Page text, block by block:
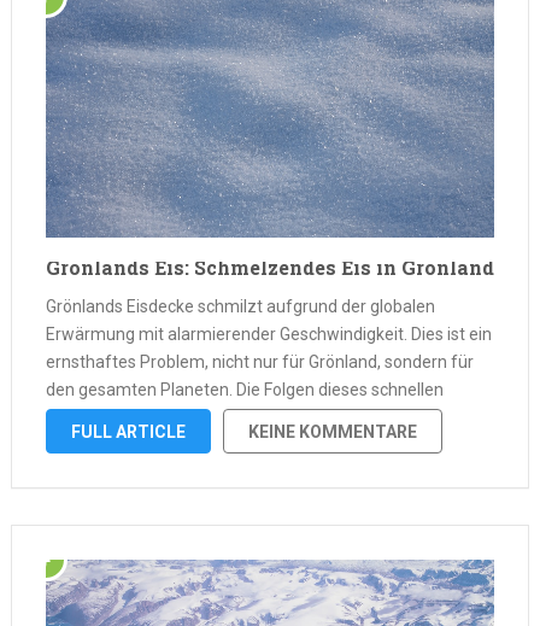
Grönlands Eis: Schmelzendes Eis in Grönland
Grönlands Eisdecke schmilzt aufgrund der globalen
Erwärmung mit alarmierender Geschwindigkeit. Dies ist ein
ernsthaftes Problem, nicht nur für Grönland, sondern für
den gesamten Planeten. Die Folgen dieses schnellen
Schmelzens sind weitreichend und können verheerende
Auswirkungen auf die Umwelt und das Leben von
FULL ARTICLE KEINE KOMMENTARE